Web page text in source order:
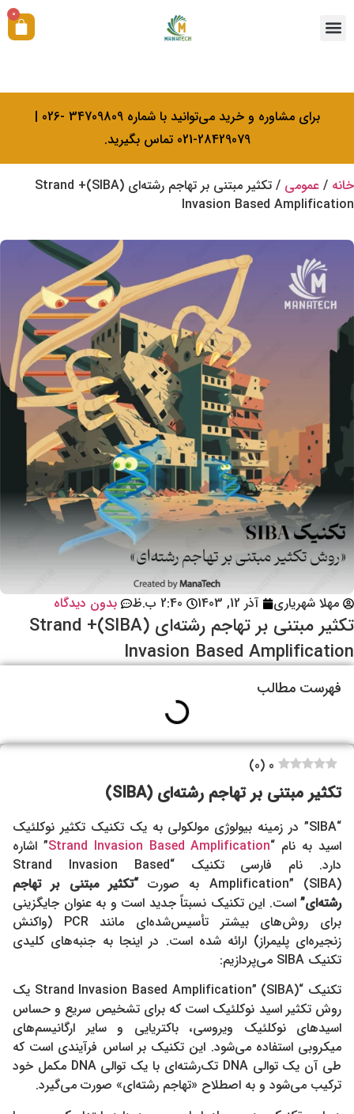
0
برای مشاوره و خرید می‌توانید با شماره 34709809 -026 |
28429079-021 تماس بگیرید.
خانه / عمومی
/ تکثیر مبتنی بر تهاجم رشته‌ای (SIBA)+ Strand
Invasion Based Amplification
مهلا شهریاری آذر 12, 1403 2:40 ب.ظ بدون دیدگاه
تکثیر مبتنی بر تهاجم رشته‌ای (SIBA)+ Strand
Invasion Based Amplification
فهرست مطالب
0
(
0
)
تکثیر مبتنی بر تهاجم رشته‌ای (SIBA)
“SIBA” در زمینه بیولوژی مولکولی به یک تکنیک تکثیر نوکلئیک
اسید به نام “Strand Invasion Based Amplification” اشاره
دارد. نام فارسی تکنیک “Strand Invasion Based
Amplification” (SIBA) به صورت
“تکثیر مبتنی بر تهاجم
رشته‌ای” است. این تکنیک نسبتاً جدید است و به عنوان جایگزینی
برای روش‌های بیشتر تأسیس‌شده‌ای مانند PCR (واکنش
زنجیره‌ای پلیمراز) ارائه شده است. در اینجا به جنبه‌های کلیدی
تکنیک SIBA می‌پردازیم:
تکنیک “Strand Invasion Based Amplification” (SIBA) یک
روش تکثیر اسید نوکلئیک است که برای تشخیص سریع و حساس
اسیدهای نوکلئیک ویروسی، باکتریایی و سایر ارگانیسم‌های
میکروبی استفاده می‌شود. این تکنیک بر اساس فرآیندی است که
طی آن یک توالی DNA تک‌رشته‌ای با یک توالی DNA مکمل خود
ترکیب می‌شود و به اصطلاح «تهاجم رشته‌ای» صورت می‌گیرد.